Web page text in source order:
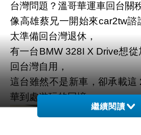
台灣問題？溫哥華運車回台關
像高雄蔡兄一開始來car2tw諮
太準備回台灣退休，
有一台BMW 328I X Drive想
回台灣自用，
這台雖然不是新車，卻承載這
華到處遊玩的回憶，
繼續閱讀